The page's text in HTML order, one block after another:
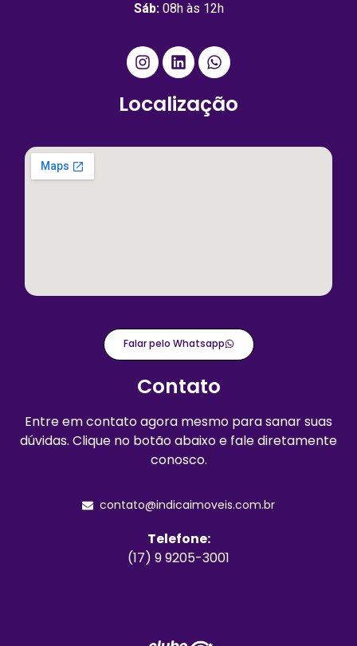
Sáb:08h às 12h
Localização
Falar pelo Whatsapp
Contato
Entre em contato agora mesmo para sanar suas
dúvidas. Clique no botão abaixo e fale diretamente
conosco.
contato@indicaimoveis.com.br
Telefone:
(17) 9 9205-3001